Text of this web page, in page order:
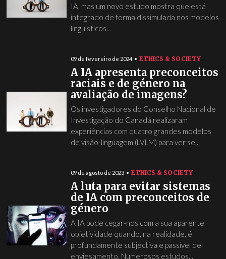
IA, mas um novo estudo mostra que está
integrado de forma dissimulada nos modelos
linguísticos...
09 de fevereiro de 2024 ETHICS & SOCIETY
A IA apresenta preconceitos
raciais e de género na
avaliação de imagens?
Os investigadores do Conselho Nacional de
Investigação do Canadá realizaram
experiências com quatro grandes modelos
de visão-linguagem (LVLM) para ver se...
09 de agosto de 2023 ETHICS & SOCIETY
A luta para evitar sistemas
de IA com preconceitos de
género
A IA pode cegar-nos com a sua aparente
objetividade quando, na realidade, é
profundamente subjectiva e passível de
enviesamento. Numerosos estudos...